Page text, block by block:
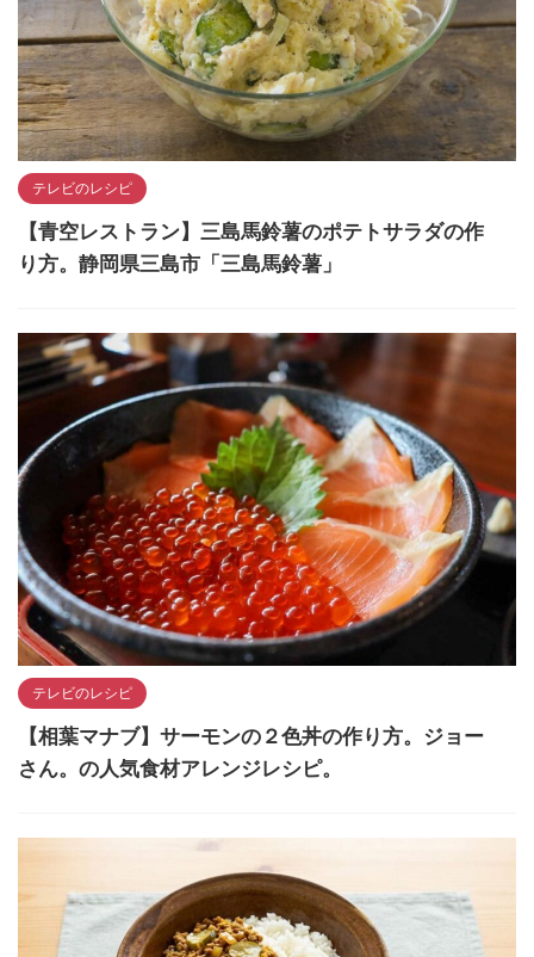
テレビのレシピ
【青空レストラン】三島馬鈴薯のポテトサラダの作
り方。静岡県三島市「三島馬鈴薯」
テレビのレシピ
【相葉マナブ】サーモンの２色丼の作り方。ジョー
さん。の人気食材アレンジレシピ。